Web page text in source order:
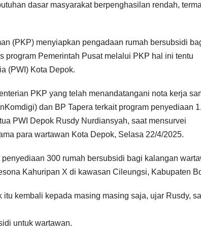
dasar masyarakat berpenghasilan rendah,
(PKP) menyiapkan pengadaan rumah bersubsidi
program Pemerintah Pusat melalui PKP hal ini tentu
(PWI) Kota Depok.
PKP yang telah menandatangani nota kerja
dan BP Tapera terkait program penyediaan
PWI Depok Rusdy Nurdiansyah, saat mensurvei
para wartawan Kota Depok, Selasa 22/4/2025.
300 rumah bersubsidi bagi kalangan
Kahuripan X di kawasan Cileungsi, Kabupaten
kembali kepada masing masing saja, ujar Rusdy,
untuk wartawan.